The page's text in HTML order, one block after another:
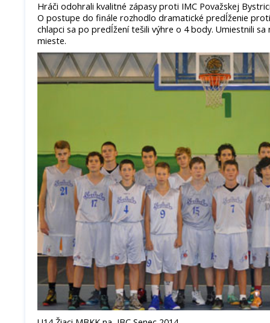
Hráči odohrali kvalitné zápasy proti IMC Považskej
O postupe do finále rozhodlo dramatické predĺženie proti
chlapci sa po predĺžení tešili výhre o 4 body. Umiestnili
mieste.